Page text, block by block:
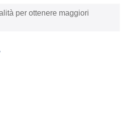
per ottenere maggiori